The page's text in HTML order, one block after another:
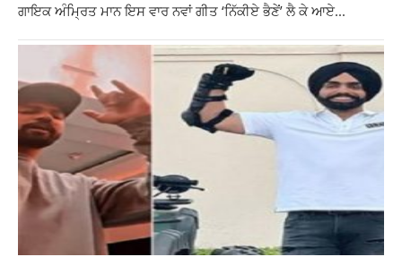
ਗਾਇਕ ਅੰਮ੍ਰਿਤ ਮਾਨ ਇਸ ਵਾਰ ਨਵਾਂ ਗੀਤ ‘ਨਿੱਕੀਏ ਭੈਣੇਂ’ ਲੈ ਕੇ ਆਏ...